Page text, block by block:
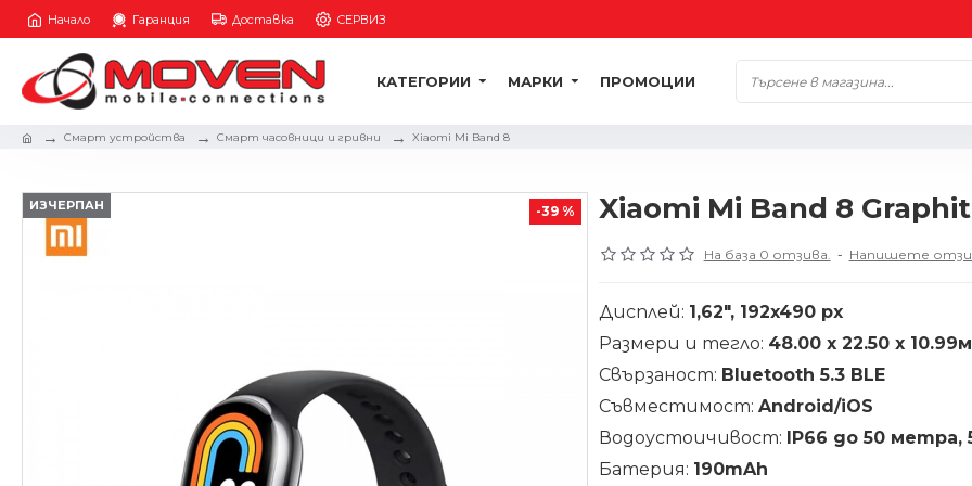
Начало Гаранция Доставка СЕРВИЗ
КАТЕГОРИИ МАРКИ ПРОМОЦИИ
Смарт устройства Смарт часовници и гривни Xiaomi Mi Band 8
-39 %
ИЗЧЕРПАН Xiaomi Mi Band 8
На база 0 отзива. - Напишете
Дисплей: 1,62", 192x490 px
Размери и тегло: 48.00 x 22.50 x
Свързаност: Bluetooth 5.3 BLE
Съвместимост: Android/iOS
Водоустоичивост: IP66 до 50 метра,
Батерия: 190mAh